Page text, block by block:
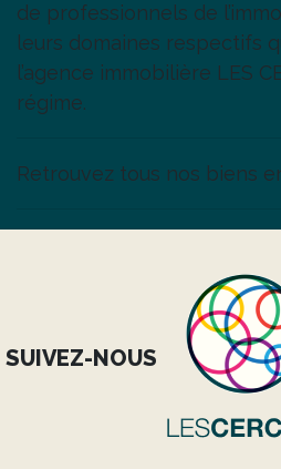
de professionnels de
leurs domaines respectifs
l’agence immobilière LES
régime.
Retrouvez tous nos biens
SUIVEZ-NOUS